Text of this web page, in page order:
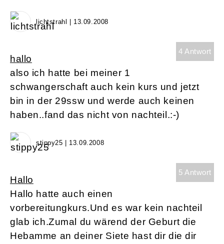
lichtstrahl | 13.09.2008
4 Antwort
hallo
also ich hatte bei meiner 1
schwangerschaft auch kein kurs und jetzt
bin in der 29ssw und werde auch keinen
haben..fand das nicht von nachteil.:-)
stippy25 | 13.09.2008
5 Antwort
Hallo
Hallo hatte auch einen
vorbereitungkurs.Und es war kein nachteil
glab ich.Zumal du wärend der Geburt die
Hebamme an deiner Siete hast dir die dir